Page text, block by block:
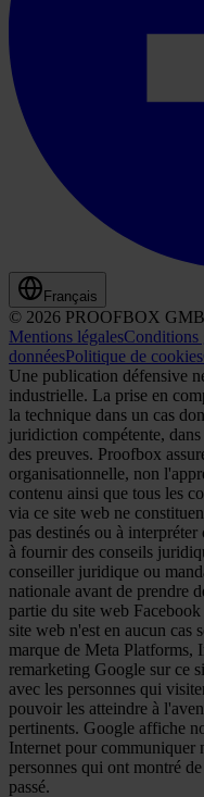
Français
© 2026 PROOFBOX
Mentions légalesConditions
donnéesPolitique de cookies
Une publication défensive
industrielle. La prise en
la technique dans un cas
juridiction compétente,
des preuves. Proofbox
organisationnelle, non
contenu ainsi que tous les
via ce site web ne
pas destinés ou à
à fournir des conseils
conseiller juridique ou
nationale avant de prendre
partie du site web
site web n'est en aucun cas
marque de Meta Platforms,
remarketing Google sur ce
avec les personnes qui
pouvoir les atteindre à
pertinents. Google affiche
Internet pour communiquer
personnes qui ont montré
passé.